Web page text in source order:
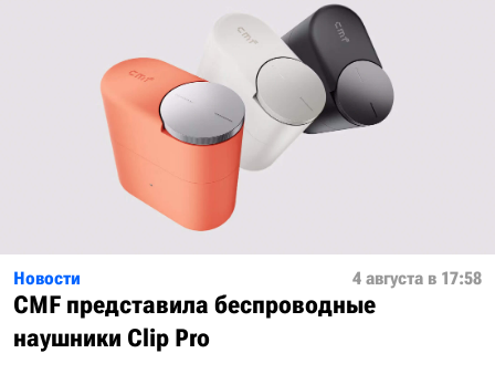
Новости 4 августа в 17:58
CMF представила беспроводные
наушники Clip Pro